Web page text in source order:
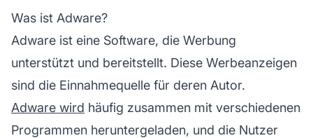
Was ist Adware?
Adware ist eine Software, die Werbung
unterstützt und bereitstellt. Diese Werbeanzeigen
sind die Einnahmequelle für deren Autor.
Adware wird häufig zusammen mit verschiedenen
Programmen heruntergeladen, und die Nutzer